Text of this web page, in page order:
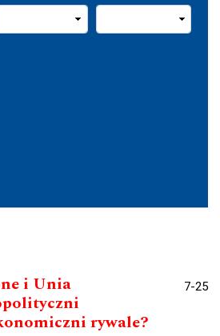
i Unia
rywale?
7-25